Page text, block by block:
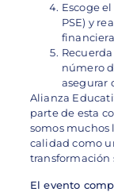
Escoge
PSE) y
número
asegurar
Alianza
parte de esta
somos muchos
calidad como
transformación
El evento